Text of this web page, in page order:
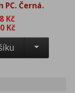
Černá.
Kč
Kč